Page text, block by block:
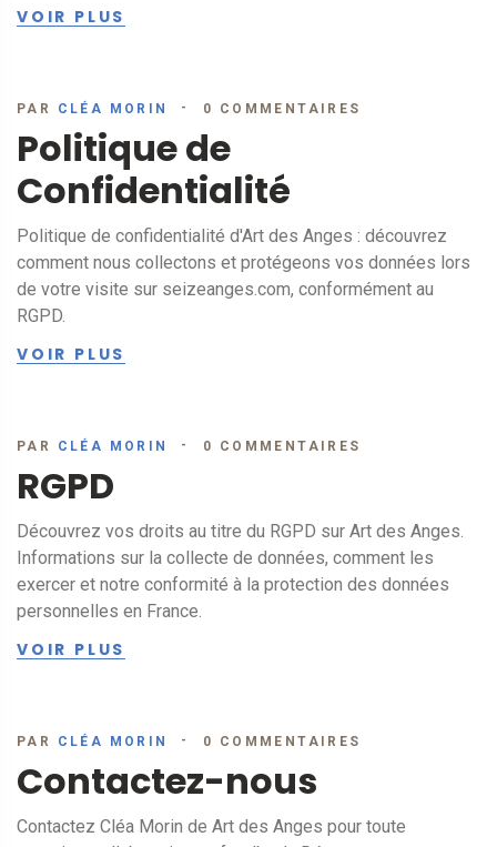
VOIR PLUS
29
MARS
PAR CLÉA MORIN 0 COMMENTAIRES
Politique de
Confidentialité
Politique de confidentialité d'Art des Anges : découvrez
comment nous collectons et protégeons vos données lors
de votre visite sur seizeanges.com, conformément au
RGPD.
VOIR PLUS
29
PAR CLÉA MORIN 0 COMMENTAIRES
RGPD
Découvrez vos droits au titre du RGPD sur Art des Anges.
Informations sur la collecte de données, comment les
exercer et notre conformité à la protection des données
personnelles en France.
VOIR PLUS
29
PAR CLÉA MORIN 0 COMMENTAIRES
Contactez-nous
Contactez Cléa Morin de Art des Anges pour toute